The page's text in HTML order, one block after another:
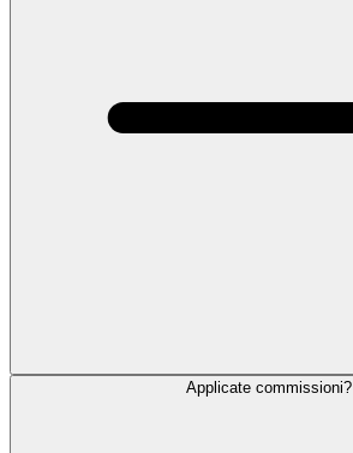
Applicate commissioni?